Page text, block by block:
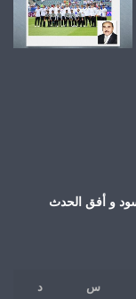
و أفق الحدث
س د